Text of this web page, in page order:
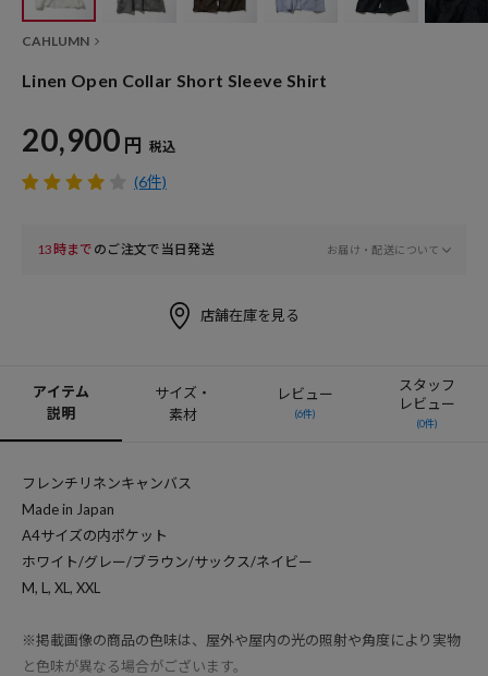
CAHLUMN
Linen Open Collar Short Sleeve Shirt
20,900 円 税込
(6件)
13時まで のご注文で当日発送 お届け・配送について
店舗在庫を見る
アイテム
説明
サイズ・
素材
レビュー
(6件)
スタッフ
レビュー
(0件)
フレンチリネンキャンバス
Made in Japan
A4サイズの内ポケット
ホワイト/グレー/ブラウン/サックス/ネイビー
M, L, XL, XXL
※掲載画像の商品の色味は、屋外や屋内の光の照射や角度により実物
と色味が異なる場合がございます。